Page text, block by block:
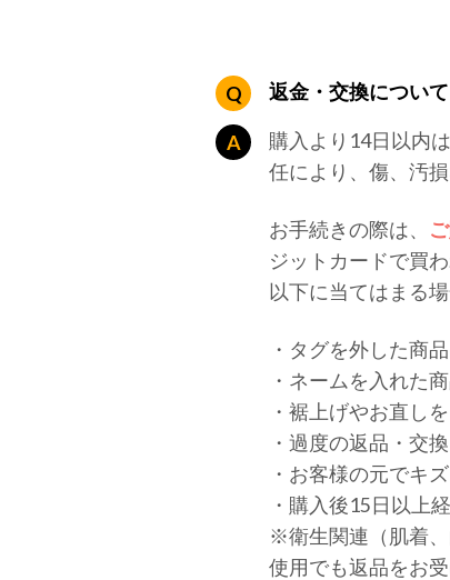
返金・交換につい
購入より14日以内
任により、傷、汚
お手続きの際は、
ジットカードで買
以下に当てはまる
・タグを外した商品
・ネームを入れた
・裾上げやお直し
・過度の返品・交
・お客様の元でキ
・購入後15日以上
※衛生関連（肌着
使用でも返品をお